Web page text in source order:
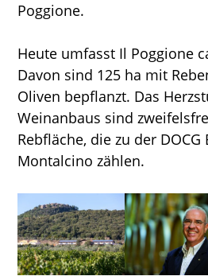
Poggione.
Heute umfasst Il Poggione
Davon sind 125 ha mit
Oliven bepflanzt. Das
Weinanbaus sind
Rebfläche, die zu der
Montalcino zählen.